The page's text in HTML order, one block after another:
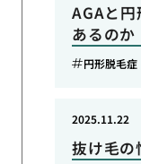
AGAと
あるのか
円形脱毛症
抜け毛の
2025.11.22